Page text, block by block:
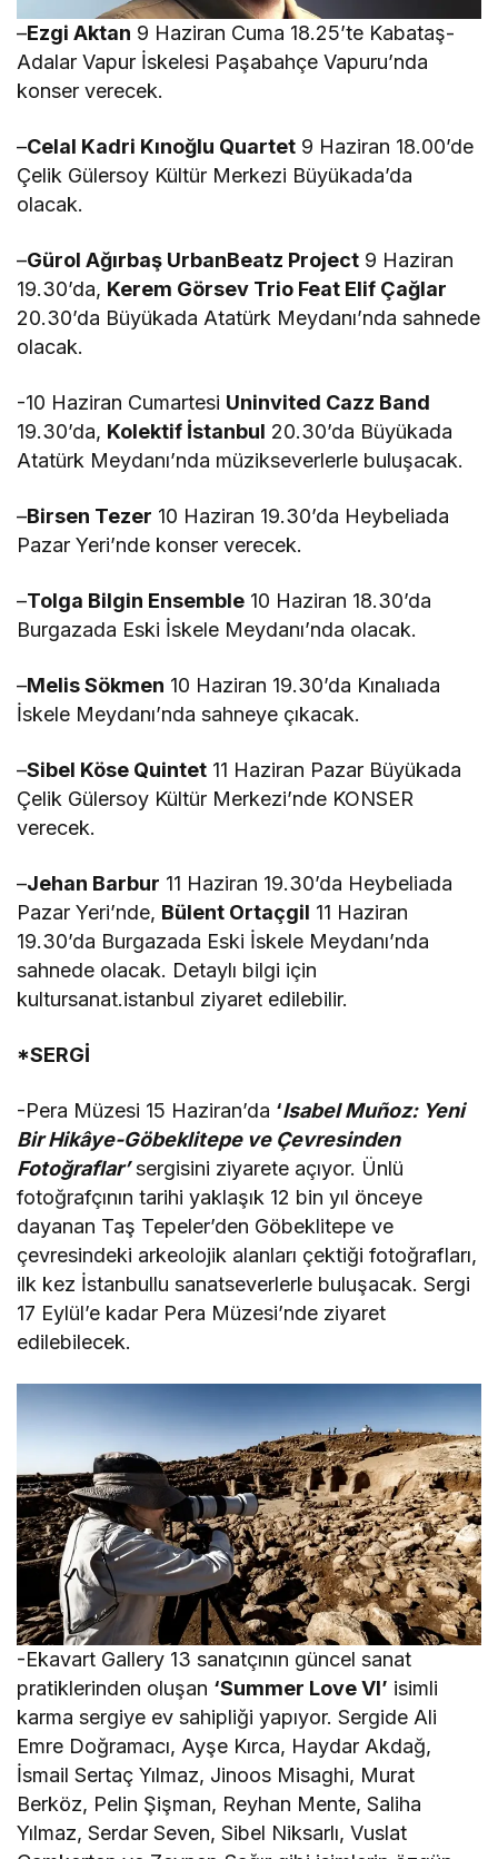
–Ezgi Aktan 9 Haziran Cuma 18.25’te Kabataş-
Adalar Vapur İskelesi Paşabahçe Vapuru’nda
konser verecek.
–Celal Kadri Kınoğlu Quartet 9 Haziran 18.00’de
Çelik Gülersoy Kültür Merkezi Büyükada’da
olacak.
–Gürol Ağırbaş UrbanBeatz Project 9 Haziran
19.30’da, Kerem Görsev Trio Feat Elif Çağlar
20.30’da Büyükada Atatürk Meydanı’nda sahnede
olacak.
-10 Haziran Cumartesi Uninvited Cazz Band
19.30’da, Kolektif İstanbul 20.30’da Büyükada
Atatürk Meydanı’nda müzikseverlerle buluşacak.
–Birsen Tezer 10 Haziran 19.30’da Heybeliada
Pazar Yeri’nde konser verecek.
–Tolga Bilgin Ensemble 10 Haziran 18.30’da
Burgazada Eski İskele Meydanı’nda olacak.
–Melis Sökmen 10 Haziran 19.30’da Kınalıada
İskele Meydanı’nda sahneye çıkacak.
–Sibel Köse Quintet 11 Haziran Pazar Büyükada
Çelik Gülersoy Kültür Merkezi’nde KONSER
verecek.
–Jehan Barbur 11 Haziran 19.30’da Heybeliada
Pazar Yeri’nde, Bülent Ortaçgil 11 Haziran
19.30’da Burgazada Eski İskele Meydanı’nda
sahnede olacak. Detaylı bilgi için
kultursanat.istanbul ziyaret edilebilir.
*SERGİ
-Pera Müzesi 15 Haziran’da ‘Isabel Muñoz: Yeni
Bir Hikâye-Göbeklitepe ve Çevresinden
Fotoğraflar’sergisini ziyarete açıyor. Ünlü
fotoğrafçının tarihi yaklaşık 12 bin yıl önceye
dayanan Taş Tepeler’den Göbeklitepe ve
çevresindeki arkeolojik alanları çektiği fotoğrafları,
ilk kez İstanbullu sanatseverlerle buluşacak. Sergi
17 Eylül’e kadar Pera Müzesi’nde ziyaret
edilebilecek.
-Ekavart Gallery 13 sanatçının güncel sanat
pratiklerinden oluşan ‘Summer Love VI’ isimli
karma sergiye ev sahipliği yapıyor. Sergide Ali
Emre Doğramacı, Ayşe Kırca, Haydar Akdağ,
İsmail Sertaç Yılmaz, Jinoos Misaghi, Murat
Berköz, Pelin Şişman, Reyhan Mente, Saliha
Yılmaz, Serdar Seven, Sibel Niksarlı, Vuslat